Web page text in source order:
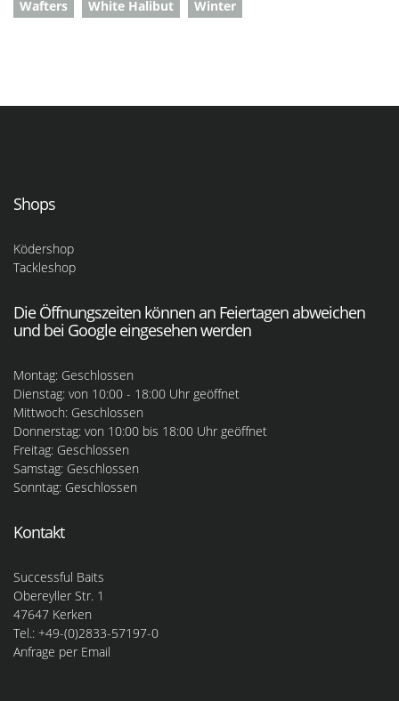
Wafters
White Halibut Winter
Shops
Ködershop
Tackleshop
Die Öffnungszeiten können an Feiertagen abweichen
und bei Google eingesehen werden
Montag: Geschlossen
Dienstag: von 10:00 - 18:00 Uhr geöffnet
Mittwoch: Geschlossen
Donnerstag: von 10:00 bis 18:00 Uhr geöffnet
Freitag: Geschlossen
Samstag: Geschlossen
Sonntag: Geschlossen
Kontakt
Successful Baits
Obereyller Str. 1
47647 Kerken
Tel.: +49-(0)2833-57197-0
Anfrage per Email